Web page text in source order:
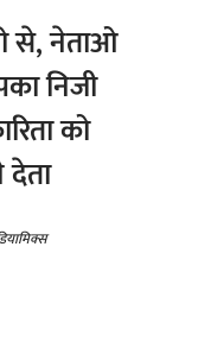
से, नेताओ
निजी
को
देता